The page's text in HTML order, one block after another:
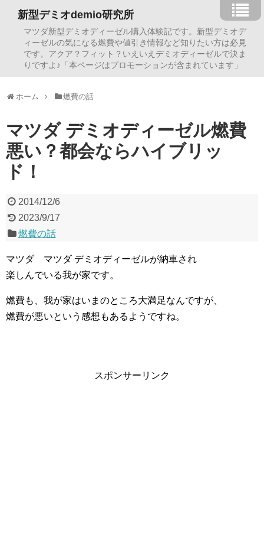
新型デミオdemio研究所
マツダ新型デミオディーゼル購入体験記です。新型デミオデ
ィーゼルの気になる燃費や値引き情報など知りたい方は必見
です。アクア？フィット？いえいえデミオディーゼルで決ま
りですよ♪「本ページはプロモーションが含まれています」
ホーム 燃費の話
マツダ デミオディーゼル燃費
悪い？都会ならハイブリッ
ド！
2014/12/6
2023/9/17
燃費の話
マツダ マツダ デミオディーゼルが納車され
楽しんでいる我が家です。
燃費も、我が家はいまのところ大満足なんですが、
燃費が悪いという感想もあるようですね。
スポンサーリンク